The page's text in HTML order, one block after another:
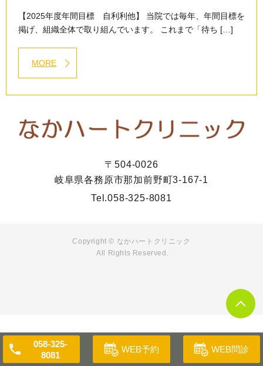
【2025年度年間目標 自利利他】 当院では毎年、年間目標を
掲げ、組織全体で取り組んでいます。 これまで「待ち […]
MORE
058-325-
8081
WEB予約 WEB問診
〒504-0026
岐阜県各務原市那加前野町3-167-1
Tel.058-325-8081
Copyright © なかハートクリニック
All Rights Reserved.